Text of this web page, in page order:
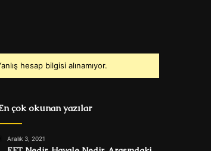
hesap bilgisi alınamıyor.
çok okunan yazılar
Aralık 3, 2021